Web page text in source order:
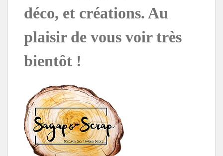
déco, et créations. Au
plaisir de vous voir très
bientôt !